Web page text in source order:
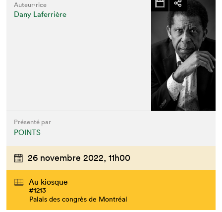
Auteur·rice
Dany Laferrière
Présenté par
POINTS
26 novembre 2022, 11h00
Au kiosque
#1213
Palais des congrès de Montréal